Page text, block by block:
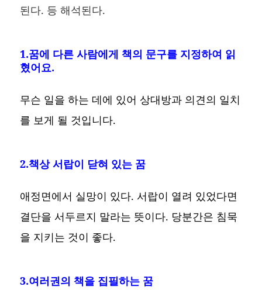
된다. 등 해석된다.
1.꿈에 다른 사람에게 책의 문구를 지정하여 읽
혔어요.
무슨 일을 하는 데에 있어 상대방과 의견의 일치
를 보게 될 것입니다.
2.책상 서랍이 닫혀 있는 꿈
애정면에서 실망이 있다. 서랍이 열려 있었다면
결단을 서두르지 말라는 뜻이다. 당분간은 침묵
을 지키는 것이 좋다.
3.여러권의 책을 집필하는 꿈